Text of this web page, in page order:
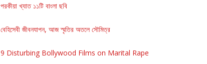
পরকীয়া খ্যাত ১১টি বাংলা ছবি
বেহিসেবী জীবনযাপন, আজ স্মৃতির অতলে সৌমিত্র
9 Disturbing Bollywood Films on Marital Rape